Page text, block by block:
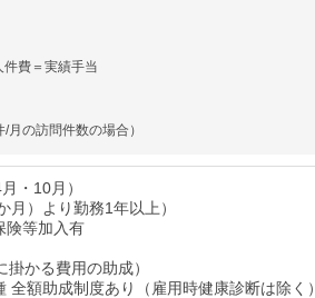
件費＝実績手当
月の訪問件数の場合）
・10月）
）より勤務1年以上）
険等加入有
掛かる費用の助成）
額助成制度あり（雇用時健康診断は除く）